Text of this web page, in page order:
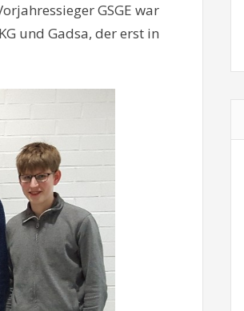
GSGE war
und Gadsa, der erst in